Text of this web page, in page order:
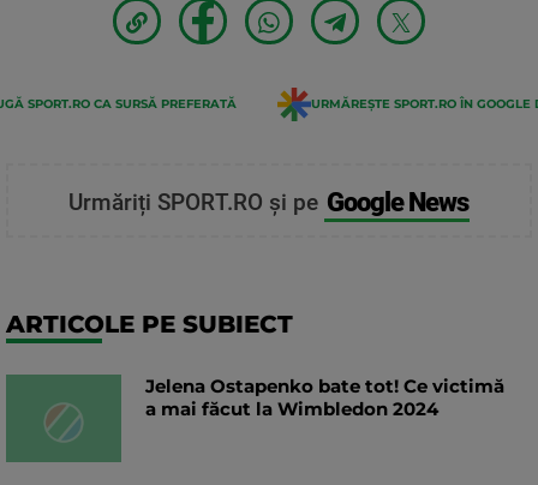
SPORT.RO CA SURSĂ PREFERATĂ URMĂREȘTE SPORT.RO ÎN GOOGLE
Urmăriți SPORT.RO și pe Google News
ARTICOLE PE SUBIECT
Jelena Ostapenko bate tot! Ce victimă
a mai făcut la Wimbledon 2024